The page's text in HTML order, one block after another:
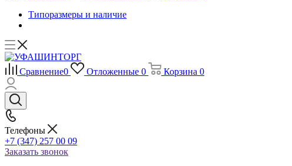
Типоразмеры и наличие
Сравнение0 Отложенные 0 Корзина 0
Телефоны
+7 (347) 257 00 09
Заказать звонок